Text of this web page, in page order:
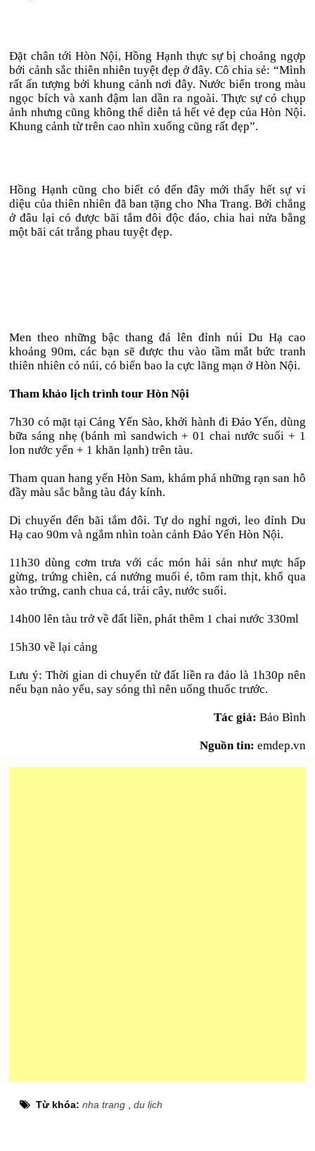
Đặt chân tới Hòn Nội, Hồng Hạnh thực sự bị choáng ngợp
bởi cảnh sắc thiên nhiên tuyệt đẹp ở đây. Cô chia sẻ: “Mình
rất ấn tượng bởi khung cảnh nơi đây. Nước biển trong màu
ngọc bích và xanh đậm lan dần ra ngoài. Thực sự có chụp
ảnh nhưng cũng không thể diễn tả hết vẻ đẹp của Hòn Nội.
Khung cảnh từ trên cao nhìn xuống cũng rất đẹp”.
Hồng Hạnh cũng cho biết có đến đây mới thấy hết sự vi
diệu của thiên nhiên đã ban tặng cho Nha Trang. Bởi chẳng
ở đâu lại có được bãi tắm đôi độc đáo, chia hai nửa bằng
một bãi cát trắng phau tuyệt đẹp.
Men theo những bậc thang đá lên đỉnh núi Du Hạ cao
khoảng 90m, các bạn sẽ được thu vào tầm mắt bức tranh
thiên nhiên có núi, có biển bao la cực lãng mạn ở Hòn Nội.
Tham khảo lịch trình tour Hòn Nội
7h30 có mặt tại Cảng Yến Sào, khởi hành đi Đảo Yến, dùng
bữa sáng nhẹ (bánh mì sandwich + 01 chai nước suối + 1
lon nước yến + 1 khăn lạnh) trên tàu.
Tham quan hang yến Hòn Sam, khám phá những rạn san hô
đầy màu sắc bằng tàu đáy kính.
Di chuyển đến bãi tắm đôi. Tự do nghỉ ngơi, leo đỉnh Du
Hạ cao 90m và ngắm nhìn toàn cảnh Đảo Yến Hòn Nội.
11h30 dùng cơm trưa với các món hải sản như mực hấp
gừng, trứng chiên, cá nướng muối é, tôm ram thịt, khổ qua
xào trứng, canh chua cá, trái cây, nước suối.
14h00 lên tàu trở về đất liền, phát thêm 1 chai nước 330ml
15h30 về lại cảng
Lưu ý: Thời gian di chuyển từ đất liền ra đảo là 1h30p nên
nếu bạn nào yếu, say sóng thì nên uống thuốc trước.
Tác giả: Bảo Bình
Nguồn tin: emdep.vn
Từ khóa:nha trang ,du lịch